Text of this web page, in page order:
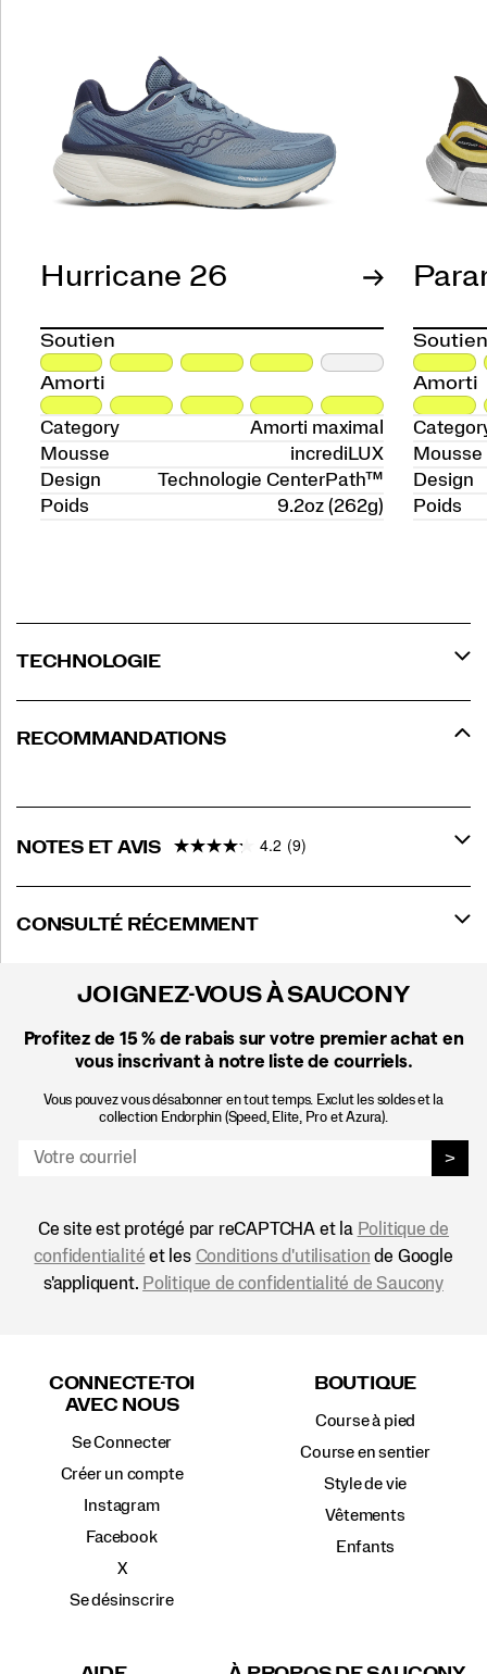
Hurricane 26
Soutien
Amorti
Category
Amorti maximal
Mousse
incrediLUX
Design
Technologie CenterPath™
Poids
9.2oz (262g)
Amorti
Mousse
Design
Poids
TECHNOLOGIE
RECOMMANDATIONS
NOTES ET AVIS 4.2 (9)
CONSULTÉ RÉCEMMENT
JOIGNEZ-VOUS À SAUCONY
Profitez de 15 % de rabais sur votre premier achat en
vous inscrivant à notre liste de courriels.
Vous pouvez vous désabonner en tout temps. Exclut les soldes et la
collection Endorphin (Speed, Elite, Pro et Azura).
>
Ce site est protégé par reCAPTCHA et la Politique de
confidentialité et les Conditions d'utilisation de Google
s'appliquent. Politique de confidentialité de Saucony
CONNECTE-TOI
AVEC NOUS
Se Connecter
Créer un compte
Instagram
Facebook
X
Se désinscrire
BOUTIQUE
Course à pied
Course en sentier
Style de vie
Vêtements
Enfants